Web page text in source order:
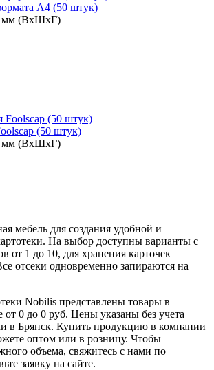
А4 (50 штук)
мм (ВхШхГ)
(50 штук)
мм (ВхШхГ)
мебель для создания удобной и
На выбор доступны варианты с
от 1 до 10, для хранения карточек
отсеки одновременно запираются на
Nobilis представлены товары в
от 0 до 0 руб. Цены указаны без учета
в Брянск. Купить продукцию в компании
оптом или в розницу. Чтобы
объема, свяжитесь с нами по
заявку на сайте.